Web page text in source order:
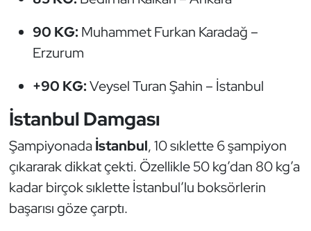
90 KG: Muhammet Furkan Karadağ –
Erzurum
+90 KG:Veysel Turan Şahin – İstanbul
İstanbul Damgası
Şampiyonada İstanbul, 10 sıklette 6 şampiyon
çıkararak dikkat çekti. Özellikle 50 kg’dan 80 kg’a
kadar birçok sıklette İstanbul’lu boksörlerin
başarısı göze çarptı.
Masa Tenisi
Muay Thai
Okçuluk
Optimist